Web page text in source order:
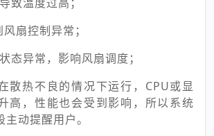
扇控制异常；
态异常，影响风扇调度；
散热不良的情况下运行，CPU或显
高，性能也会受到影响，所以系统
动提醒用户。